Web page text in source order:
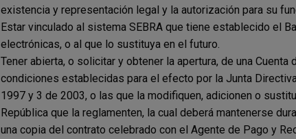
existencia y representación legal y la autorización para su
Estar vinculado al sistema SEBRA que tiene establecido el
electrónicas, o al que lo sustituya en el futuro.
Tener abierta, o solicitar y obtener la apertura, de una
condiciones establecidas para el efecto por la Junta
1997 y 3 de 2003, o las que la modifiquen, adicionen o
República que la reglamenten, la cual deberá mantenerse
una copia del contrato celebrado con el Agente de Pago y